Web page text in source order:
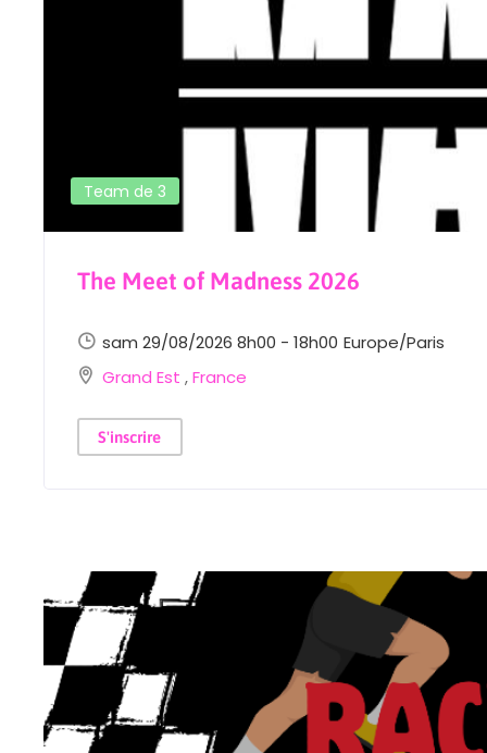
Team de 3
The Meet of Madness 2026
sam 29/08/2026 8h00 - 18h00 Europe/Paris
Grand Est ,France
S'inscrire